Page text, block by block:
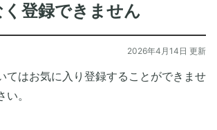
登録できません
2026年4月14日 更新
てはお気に入り登録することができませ
。